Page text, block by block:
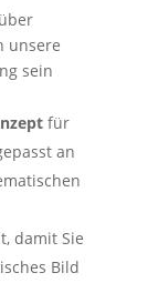
unsere
sein
für
an
damit Sie
Bild